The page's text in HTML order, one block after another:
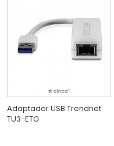
Adaptador USB Trendnet
TU3-ETG